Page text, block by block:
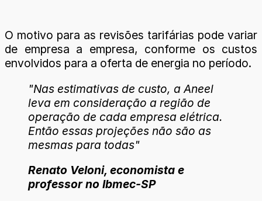
O motivo para as revisões tarifárias pode variar
de empresa a empresa, conforme os custos
envolvidos para a oferta de energia no período.
"Nas estimativas de custo, a Aneel
leva em consideração a região de
operação de cada empresa elétrica.
Então essas projeções não são as
mesmas para todas"
Renato Veloni, economista e
professor no Ibmec-SP